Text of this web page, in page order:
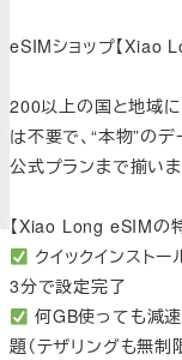
eSIMショップ【Xiao
200以上の国と地域
は不要で、“本物”の
公式プランまで揃いま
【Xiao Long eSIMの
クイックインスト
3分で設定完了
何GB使っても減
題（テザリングも無制